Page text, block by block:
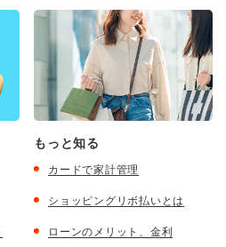
もっと知る
カードで家計管理
ショッピングリボ払いとは
ローンのメリット、金利